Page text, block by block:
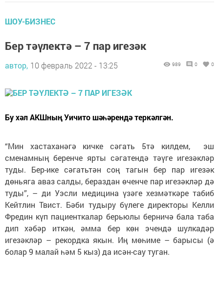
ШОУ-БИЗНЕС
Бер тәүлектә – 7 пар игезәк
автор, 10 февраль 2022 - 13:25 989 0 0
Бу хәл АКШның Уичито шәһәрендә теркәлгән.
“Мин хастаханәгә кичке сәгать 5тә килдем, эш
сменамның беренче ярты сәгатендә тәүге игезәкләр
туды. Бер-ике сәгатьтән соң тагын бер пар игезәк
дөньяга аваз салды, бераздан өченче пар игезәкләр дә
туды”, – ди Уэсли медицина үзәге хезмәткәре табиб
Кейтлин Твист. Бәби тудыру бүлеге директоры Келли
Фредин күп пациенткалар берьюлы берничә бала таба
дип хәбәр иткән, әмма бер көн эчендә шулкадәр
игезәкләр – рекордка якын. Иң мөһиме – барысы (ә
болар 9 малай һәм 5 кыз) да исән-сау туган.